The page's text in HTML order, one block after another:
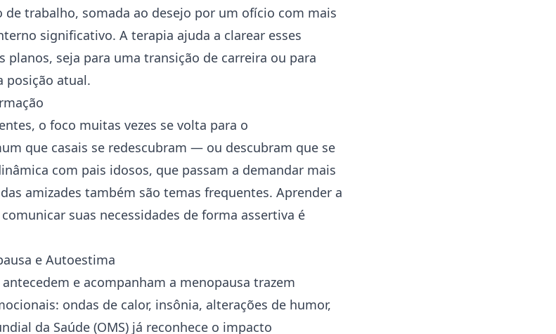
trabalho, somada ao desejo por um ofício com mais
significativo. A terapia ajuda a clarear esses
planos, seja para uma transição de carreira ou para
posição atual.
o foco muitas vezes se volta para o
que casais se redescubram — ou descubram que se
com pais idosos, que passam a demandar mais
amizades também são temas frequentes. Aprender a
suas necessidades de forma assertiva é
e Autoestima
e acompanham a menopausa trazem
ondas de calor, insônia, alterações de humor,
da Saúde (OMS) já reconhece o impacto